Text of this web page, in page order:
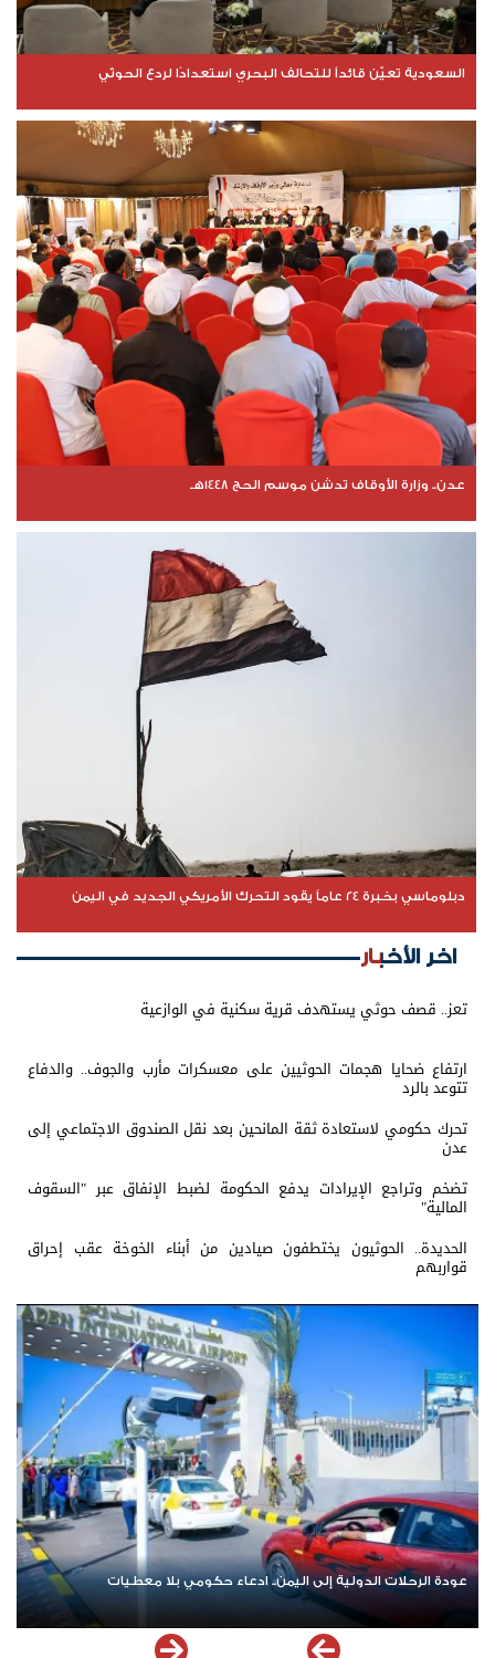
السعودية تعيّن قائداً للتحالف البحري استعدادًا لردع الحوثي
عدن.. وزارة الأوقاف تدشن موسم الحج 1448هـ
دبلوماسي بخبرة 24 عاماً يقود التحرك الأمريكي الجديد في اليمن
اخر الأخبار
تعز.. قصف حوثي يستهدف قرية سكنية في الوازعية
ارتفاع ضحايا هجمات الحوثيين على معسكرات مأرب والجوف.. والدفاع
تتوعد بالرد
تحرك حكومي لاستعادة ثقة المانحين بعد نقل الصندوق الاجتماعي إلى
عدن
تضخم وتراجع الإيرادات يدفع الحكومة لضبط الإنفاق عبر "السقوف
المالية"
الحديدة.. الحوثيون يختطفون صيادين من أبناء الخوخة عقب إحراق
قواربهم
عودة الرحلات الدولية إلى اليمن.. ادعاء حكومي بلا معطيات